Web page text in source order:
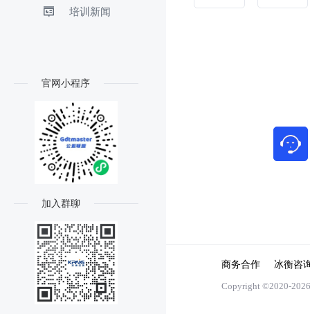
培训新闻
官网小程序
加入群聊
商务合作 冰衡咨
Copyright ©2020-